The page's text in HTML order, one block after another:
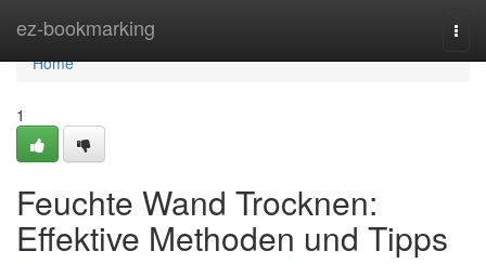
ez-bookmarking
Home
Home
1
Feuchte Wand Trocknen:
Effektive Methoden und Tipps